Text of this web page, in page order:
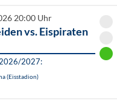
20:00 Uhr
vs. Eispiraten
2026/2027:
(Eisstadion)